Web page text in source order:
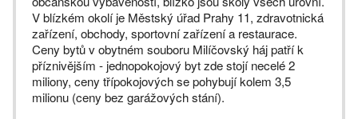
V blízkém okolí je Městský úřad Prahy 11, zdravotnická
zařízení, obchody, sportovní zařízení a restaurace.
Ceny bytů v obytném souboru Milíčovský háj patří k
příznivějším - jednopokojový byt zde stojí necelé 2
miliony, ceny třípokojových se pohybují kolem 3,5
milionu (ceny bez garážových stání).